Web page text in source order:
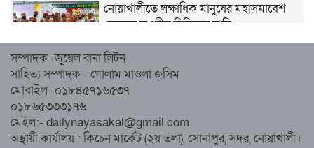
নোয়াখালীতে লক্ষাধিক মানুষের মহাসমাবেশ
হেজবুত তওহীদ নিষিদ্ধের দাবি
নোয়াখালীতে ইসলামী মহাসমাবেশের প্রস্তুতি
সম্পন্ন, অংশ নেবেন লক্ষাধিক মানুষ
নোয়াখালীতে ইসলামী ছাত্রশিবিরের ‘অদম্য
জুলাই’ মিছিল
সম্পাদক -জুয়েল রানা লিটন
সাহিত্য সম্পাদক - গোলাম মাওলা জসিম
মোবাইল -০১৮৪৫৭১৬৫৩৭
০১৮৬৫৩৩৩১৭৬
মেইল:- dailynayasakal@gmail.com
অস্থায়ী কার্যালয় : কিচেন মার্কেট (২য় তলা), সোনাপুর, সদর, নোয়াখালী।